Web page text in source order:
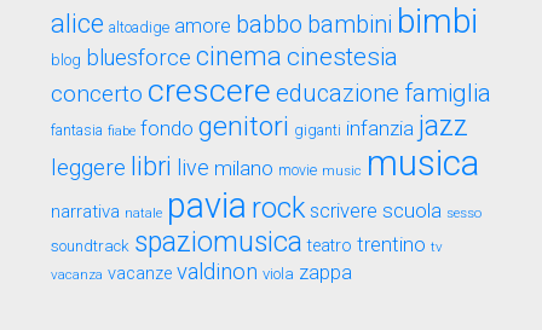
alice altoadige amore babbo bambini bimbi
blog bluesforce cinema cinestesia
concerto crescere educazione famiglia
fantasia fiabe fondo genitori giganti infanzia jazz
leggere libri live milano movie music musica
narrativa natale pavia rock scrivere scuola sesso
soundtrack spaziomusica teatro trentino tv
vacanza vacanze valdinon viola zappa